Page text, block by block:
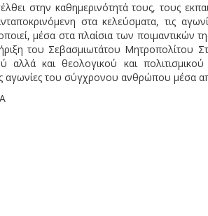
στην καθημερινότητά τους, τους
στα κελεύσματα, τις
μέσα στα πλαίσια των ποιμαντικών
του Σεβασμιωτάτου
αλλά και θεολογικού και
αγωνίες του σύγχρονου ανθρώπου μέσα